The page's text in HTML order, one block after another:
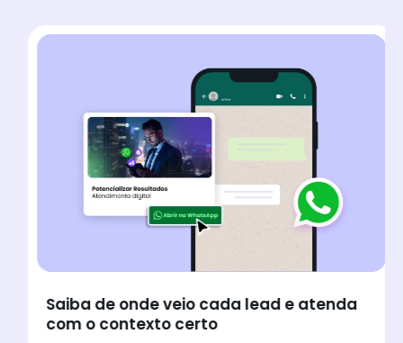
Saiba de onde veio cada lead e atenda
com o contexto certo